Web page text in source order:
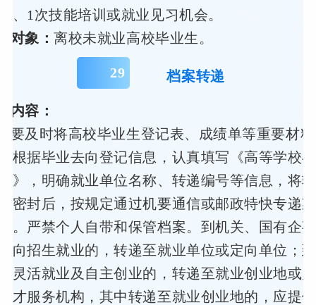
、1次技能培训或就业见习机会。
对象：离校未就业高校毕业生。
29 档案转递
内容：
要及时将高校毕业生登记表、成绩单等重要材
根据毕业去向登记信息，认真填写《高等学校
》，明确就业单位名称、转递编号等信息，将
密封后，按规定通过机要通信或邮政特快专递
。严禁个人自带和保管档案。到机关、国有企
向招生就业的，转递至就业单位或定向单位；
灵活就业及自主创业的，转递至就业创业地或
才服务机构，其中转递至就业创业地的，应提